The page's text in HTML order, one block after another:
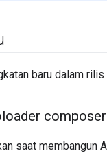
baru dalam rilis
saat membangun